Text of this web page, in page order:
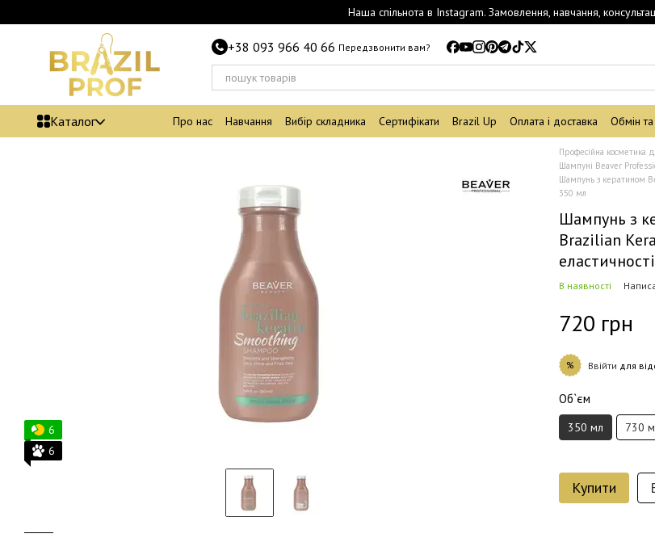
Наша спільнота в Instagram. Замовлення, навчання,
+38 093 966 40 66 Передзвонити вам?
Каталог Про нас Навчання Вибір складника Сертифікати Brazil Up Оплата і доставка Обмін
6
6
Професійна косметика
Шампуні Beaver
Шампунь з кератином
350 мл
Шампунь з
Brazilian
В наявності
720 грн
% Ввійти для
Об`єм
350 мл 730
Купити